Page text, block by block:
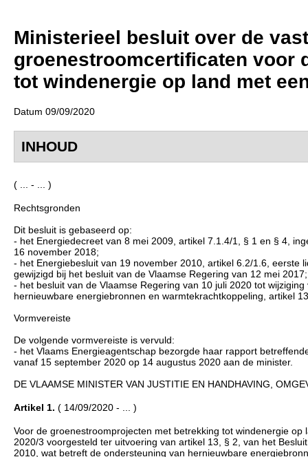
Ministerieel besluit over de
groenestroomcertificaten voor
tot windenergie op land met
Datum 09/09/2020
INHOUD
( ... - ... )
Rechtsgronden
Dit besluit is gebaseerd op:
- het Energiedecreet van 8 mei 2009, artikel 7.1.4/1, § 1 en § 4,
16 november 2018;
- het Energiebesluit van 19 november 2010, artikel 6.2/1.6, eerste
gewijzigd bij het besluit van de Vlaamse Regering van 12 mei 2017;
- het besluit van de Vlaamse Regering van 10 juli 2020 tot
hernieuwbare energiebronnen en warmtekrachtkoppeling, artikel
Vormvereiste
De volgende vormvereiste is vervuld:
- het Vlaams Energieagentschap bezorgde haar rapport
vanaf 15 september 2020 op 14 augustus 2020 aan de minister.
DE VLAAMSE MINISTER VAN JUSTITIE EN HANDHAVING,
Artikel 1. ( 14/09/2020 - ... )
Voor de groenestroomprojecten met betrekking tot windenergie
2020/3 voorgesteld ter uitvoering van artikel 13, § 2, van het
2010, wat betreft de ondersteuning van hernieuwbare